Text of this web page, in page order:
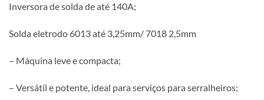
Inversora de solda de até 140A;
Solda eletrodo 6013 até 3,25mm/ 7018 2,5mm
– Máquina leve e compacta;
– Versátil e potente, ideal para serviços para serralheiros;